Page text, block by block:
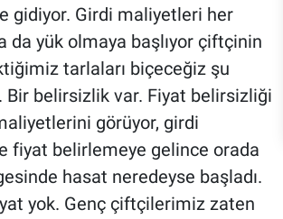
gidiyor. Girdi maliyetleri her
da yük olmaya başlıyor çiftçinin
tarlaları biçeceğiz şu
Bir belirsizlik var. Fiyat belirsizliği
görüyor, girdi
fiyat belirlemeye gelince orada
hasat neredeyse başladı.
yok. Genç çiftçilerimiz zaten